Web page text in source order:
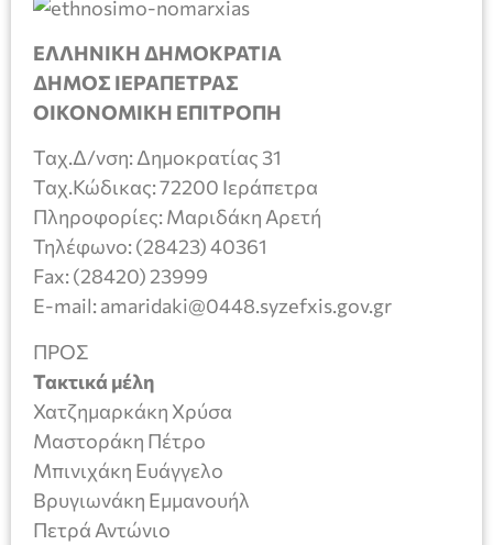
ΕΛΛΗΝΙΚΗ ΔΗΜΟΚΡΑΤΙΑ
ΔΗΜΟΣ ΙΕΡΑΠΕΤΡΑΣ
ΟΙΚΟΝΟΜΙΚΗ ΕΠΙΤΡΟΠΗ
Ταχ.Δ/νση: Δημοκρατίας 31
Ταχ.Κώδικας: 72200 Ιεράπετρα
Πληροφορίες: Μαριδάκη Αρετή
Τηλέφωνο: (28423) 40361
Fax: (28420) 23999
E-mail: amaridaki@0448.syzefxis.gov.gr
ΠΡΟΣ
Τακτικά μέλη
Χατζημαρκάκη Χρύσα
Μαστοράκη Πέτρο
Μπινιχάκη Ευάγγελο
Βρυγιωνάκη Εμμανουήλ
Πετρά Αντώνιο